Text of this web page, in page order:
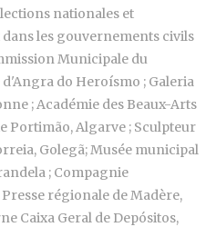
nationales et
les gouvernements civils
Municipale du
do Heroísmo ; Galeria
; Académie des Beaux-Arts
Portimão, Algarve ; Sculpteur
Golegã; Musée municipal
; Compagnie
régionale de Madère,
Caixa Geral de Depósitos,